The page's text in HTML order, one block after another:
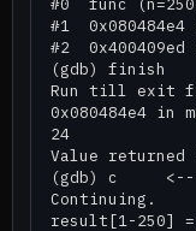
#1
#2
(gdb) finish
Run till exit
0x080484e4
24
Value returned
(gdb) c
Continuing.
result[1-250] =